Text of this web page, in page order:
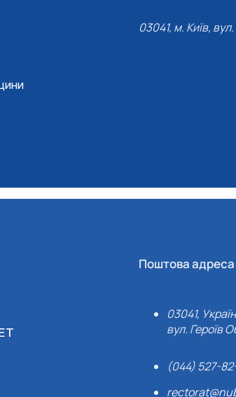
03041, м. Київ,
Поштова адреса
03041,
вул. Героїв
(044) 527-